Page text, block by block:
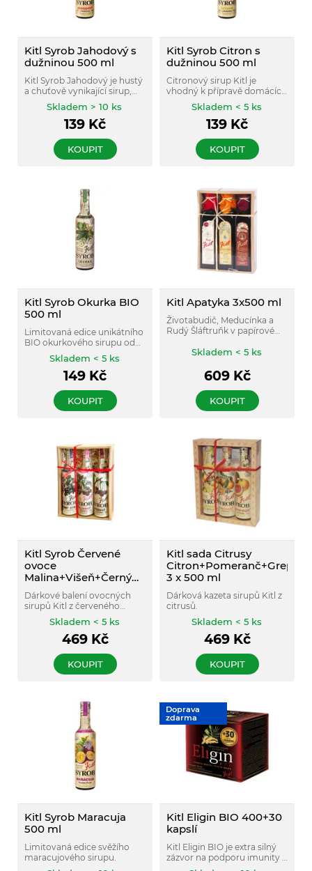
Kitl Syrob Jahodový s
dužninou 500 ml
Kitl Syrob Jahodový je hustý
a chuťově vynikající sirup,
vyrobený z jahodové šťávy a
jahodové dužniny. Obsahuje
vysoký podíl ovocné složky.
Skladem > 10 ks
139 Kč
KOUPIT
Kitl Syrob Citron s
dužninou 500 ml
Citronový sirup Kitl je
vhodný k přípravě domácích
osvěžujících limonád a k
ochucení teplých i
studených nápojů a koktejlů.
Skladem < 5 ks
139 Kč
KOUPIT
Kitl Syrob Okurka BIO
500 ml
Limitovaná edice unikátního
BIO okurkového sirupu od
firmy Kitl. Vynikající hustý
sirup z okurek v BIO kvalitě.
Skladem < 5 ks
149 Kč
KOUPIT
Kitl Apatyka 3x500 ml
Životabudič, Meducínka a
Rudý Šláftruňk v papírové
vystlána dřevitou vlnou,
ozdobená lýkem.
Skladem < 5 ks
609Kč
KOUPIT
Kitl Syrob Červené
ovoce
Malina+Višeň+Černý
rybíz 3 x 500 ml
Dárkové balení ovocných
sirupů Kitl z červeného
Skladem < 5 ks
469Kč
KOUPIT
Kitl sada Citrusy
Citron+Pomeranč+Grep
3 x 500 ml
Dárková kazeta sirupů Kitl z
citrusů.
Skladem < 5 ks
469Kč
KOUPIT
Kitl Syrob Maracuja
500 ml
Limitovaná edice svěžího
maracujového sirupu.
Doprava
zdarma
Kitl Eligin BIO 400+30
kapslí
Kitl Eligin BIO je extra silný
zázvor na podporu imunity s
vitamínem C.